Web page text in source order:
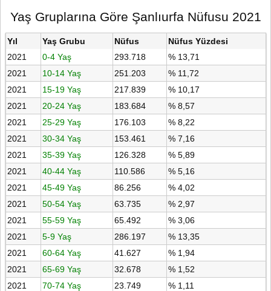
Yaş Gruplarına Göre Şanlıurfa Nüfusu 2021
Yıl Yaş Grubu Nüfus
Nüfus Yüzdesi
2021
0-4 Yaş 293.718
% 13,71
2021
10-14 Yaş 251.203
% 11,72
2021
15-19 Yaş 217.839
% 10,17
2021
20-24 Yaş 183.684
% 8,57
2021
25-29 Yaş 176.103
% 8,22
2021
30-34 Yaş 153.461
% 7,16
2021
35-39 Yaş 126.328
% 5,89
2021
40-44 Yaş 110.586
% 5,16
2021
45-49 Yaş 86.256
% 4,02
2021
50-54 Yaş 63.735
% 2,97
2021
55-59 Yaş 65.492
% 3,06
2021
5-9 Yaş 286.197
% 13,35
2021
60-64 Yaş 41.627
% 1,94
2021
65-69 Yaş 32.678
% 1,52
2021
70-74 Yaş 23.749
% 1,11